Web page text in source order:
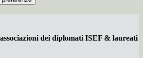
dei diplomati ISEF & laureati